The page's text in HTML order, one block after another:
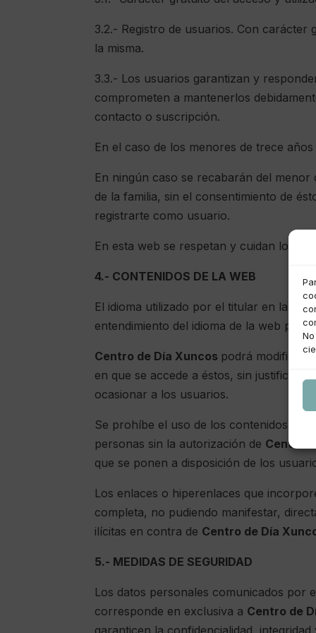
3.2.- Registro de usuarios. Con
la misma.
3.3.- Los usuarios garantizan y
comprometen a mantenerlos
contacto o suscripción.
En el caso de los menores de trece
En ningún caso se recabarán del
de la familia, sin el consentimiento de
registrarte como usuario.
En esta web se respetan y cuidan los
4.- CONTENIDOS DE LA WEB
El idioma utilizado por el titular en la
entendimiento del idioma de la web por
Centro de Día Xuncos podrá modificar
en que se accede a éstos, sin
ocasionar a los usuarios.
Se prohíbe el uso de los contenidos de
personas sin la autorización de Centro
que se ponen a disposición de los
Los enlaces o hiperenlaces que
completa, no pudiendo manifestar,
ilícitas en contra de Centro de Día
5.- MEDIDAS DE SEGURIDAD
Los datos personales comunicados por
corresponde en exclusiva a Centro de